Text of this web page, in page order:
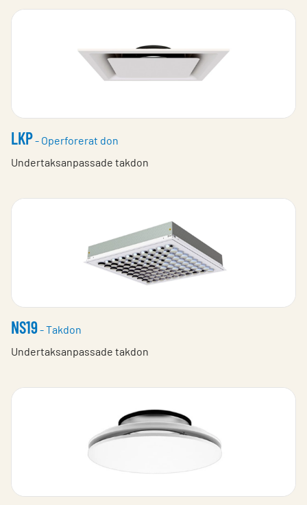
LKP- Operforerat don
Undertaksanpassade takdon
NS19- Takdon
Undertaksanpassade takdon